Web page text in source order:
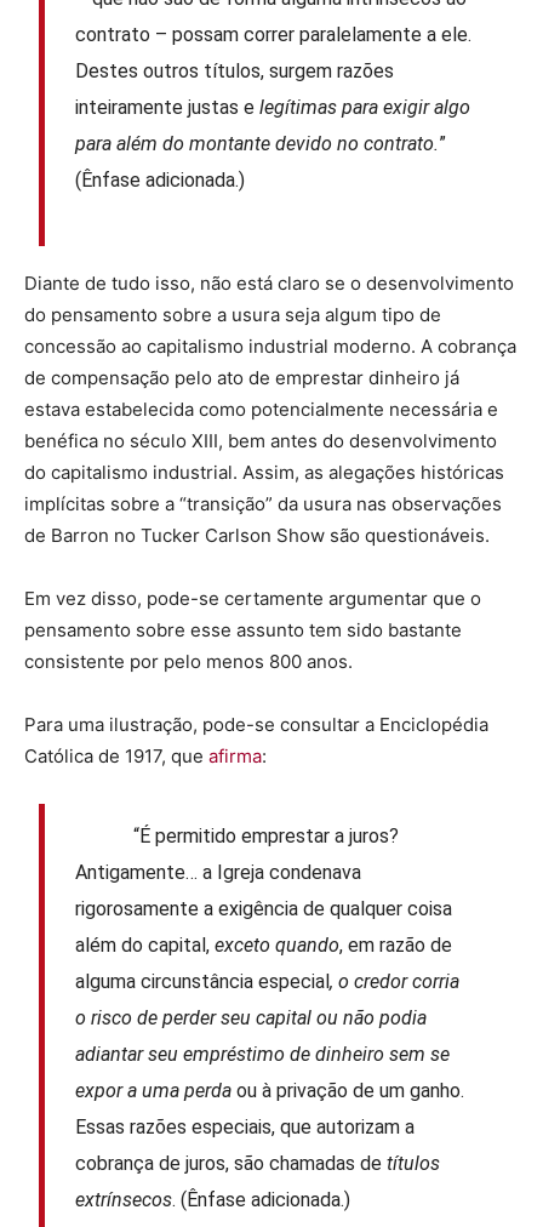
contrato – possam correr paralelamente a ele.
Destes outros títulos, surgem razões
inteiramente justas elegítimas para exigir algo
para além do montante devido no contrato.”
(Ênfase adicionada.)
Diante de tudo isso, não está claro se o desenvolvimento
do pensamento sobre a usura seja algum tipo de
concessão ao capitalismo industrial moderno. A cobrança
de compensação pelo ato de emprestar dinheiro já
estava estabelecida como potencialmente necessária e
benéfica no século XIII, bem antes do desenvolvimento
do capitalismo industrial. Assim, as alegações históricas
implícitas sobre a “transição” da usura nas observações
de Barron no Tucker Carlson Show são questionáveis.
Em vez disso, pode-se certamente argumentar que o
pensamento sobre esse assunto tem sido bastante
consistente por pelo menos 800 anos.
Para uma ilustração, pode-se consultar a Enciclopédia
Católica de 1917, que afirma:
“É permitido emprestar a juros?
Antigamente… a Igreja condenava
rigorosamente a exigência de qualquer coisa
além do capital,exceto quando, em razão de
alguma circunstância especial, o credor corria
o risco de perder seu capital ou não podia
adiantar seu empréstimo de dinheiro sem se
expor a uma perdaou à privação de um ganho.
Essas razões especiais, que autorizam a
cobrança de juros, são chamadas detítulos
extrínsecos. (Ênfase adicionada.)